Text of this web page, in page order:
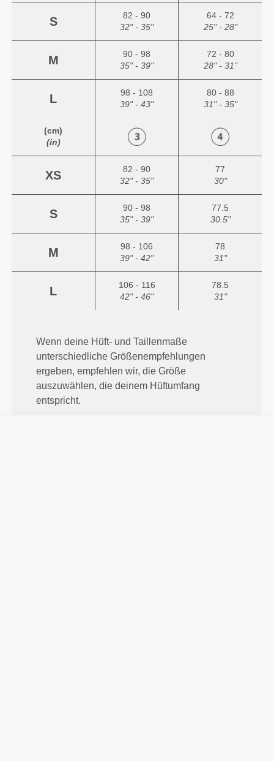
S
82 - 90
32" - 35"
64 - 72
25" - 28"
M
90 - 98
35" - 39"
72 - 80
28" - 31"
L
98 - 108
39" - 43"
80 - 88
31" - 35"
(cm)
(in)
XS
82 - 90
32" - 35"
77
30"
S
90 - 98
35" - 39"
77.5
30.5"
M
98 - 106
39" - 42"
78
31"
L
106 - 116
42" - 46"
78.5
31"
Wenn deine Hüft- und Taillenmaße
unterschiedliche Größenempfehlungen
ergeben, empfehlen wir, die Größe
auszuwählen, die deinem Hüftumfang
entspricht.